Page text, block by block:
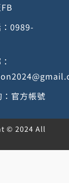
0989-
官方帳號
© 2024 All